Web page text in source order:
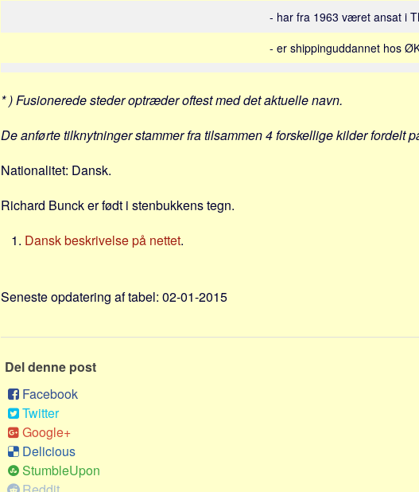
- har fra 1963 været ansat i
- er shippinguddannet hos
* ) Fusionerede steder optræder oftest med det aktuelle navn.
De anførte tilknytninger stammer fra tilsammen 4 forskellige kilder fordelt
Nationalitet: Dansk.
Richard Bunck er født i stenbukkens tegn.
Dansk beskrivelse på nettet.
Seneste opdatering af tabel: 02-01-2015
Del denne post
Facebook
Twitter
Google+
Delicious
StumbleUpon